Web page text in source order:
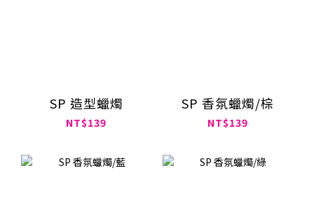
SP 造型蠟燭
NT$139
SP 香氛蠟燭/棕
NT$139